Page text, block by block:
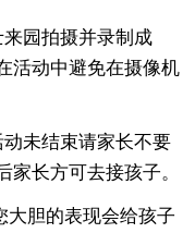
园拍摄并录制成
活动中避免在摄像机
未结束请家长不要
长方可去接孩子。
大胆的表现会给孩子